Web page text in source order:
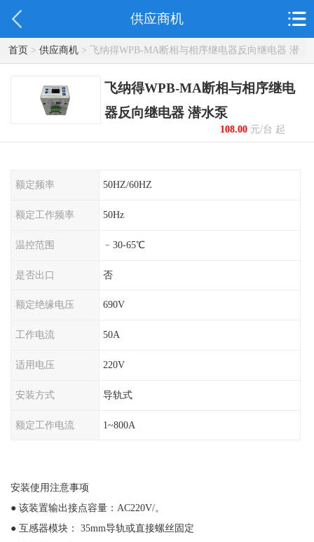
供应商机
首页> 供应商机> 飞纳得WPB-MA断相与相序继电器反向继电器 潜
水泵
飞纳得WPB-MA断相与相序继电
器反向继电器 潜水泵
108.00元/台 起
额定频率 50HZ/60HZ
额定工作频率 50Hz
温控范围 ﹣30-65℃
是否出口 否
额定绝缘电压 690V
工作电流 50A
适用电压 220V
安装方式 导轨式
额定工作电流 1~800A
安装使用注意事项
● 该装置输出接点容量：AC220V/。
● 互感器模块： 35mm导轨或直接螺丝固定